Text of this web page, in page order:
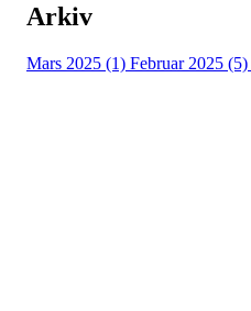
Arkiv
Mars 2025 (1) Februar 2025 (5)